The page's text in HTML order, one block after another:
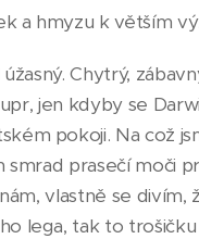
a hmyzu k větším
Chytrý,
jen kdyby se
pokoji. Na což
prasečí moči
vlastně se
lega, tak to